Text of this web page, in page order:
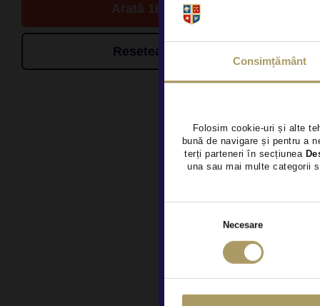
Consimțământ
Folosim cookie-uri și alte
bună de navigare și pentru a
terți parteneri în secțiunea
una sau mai multe categorii
Necesare
Arată 16 de oferte
Resetează filtrele